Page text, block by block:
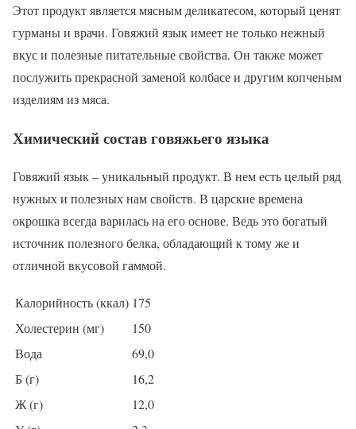
Этот продукт является мясным деликатесом, который ценят
гурманы и врачи. Говяжий язык имеет не только нежный
вкус и полезные питательные свойства. Он также может
послужить прекрасной заменой колбасе и другим копченым
изделиям из мяса.
Химический состав говяжьего языка
Говяжий язык – уникальный продукт. В нем есть целый ряд
нужных и полезных нам свойств. В царские времена
окрошка всегда варилась на его основе. Ведь это богатый
источник полезного белка, обладающий к тому же и
отличной вкусовой гаммой.
Калорийность (ккал) 175
Холестерин (мг)
150
Вода
69,0
Б (г)
16,2
Ж (г)
12,0